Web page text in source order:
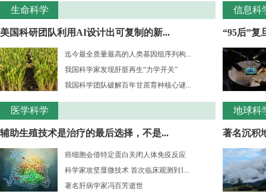
生命科学
美国科研团队利用AI设计出可复制的新...
迄今最全质量最高的人类基因组序列构...
我国科学家发现肝脏再生“力学开关”
我国科学团队破解百年甘蔗育种核心谜...
医学科学
辅助生殖技术是治疗的最后选择，不是...
癌细胞会借特定蛋白关闭人体免疫反应
科学家攻坚显微技术 首次临床观测到1...
著名肝病学家冯百芳逝世
信息科
“95后”复
地球科
著名沉积